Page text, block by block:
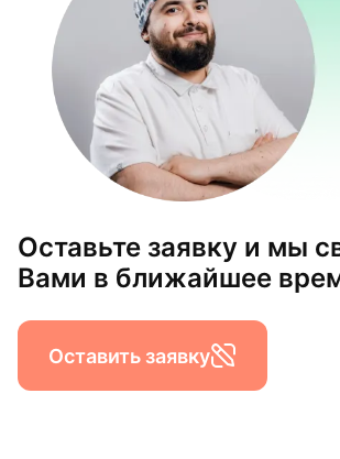
Оставьте заявку и мы
Вами в ближайшее
Оставить заявку